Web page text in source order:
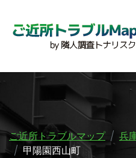
ご近所トラブルマップ 兵
甲陽園西山町